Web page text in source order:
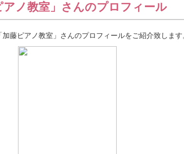
アノ教室」さんのプロフィール
藤ピアノ教室」さんのプロフィールをご紹介致します